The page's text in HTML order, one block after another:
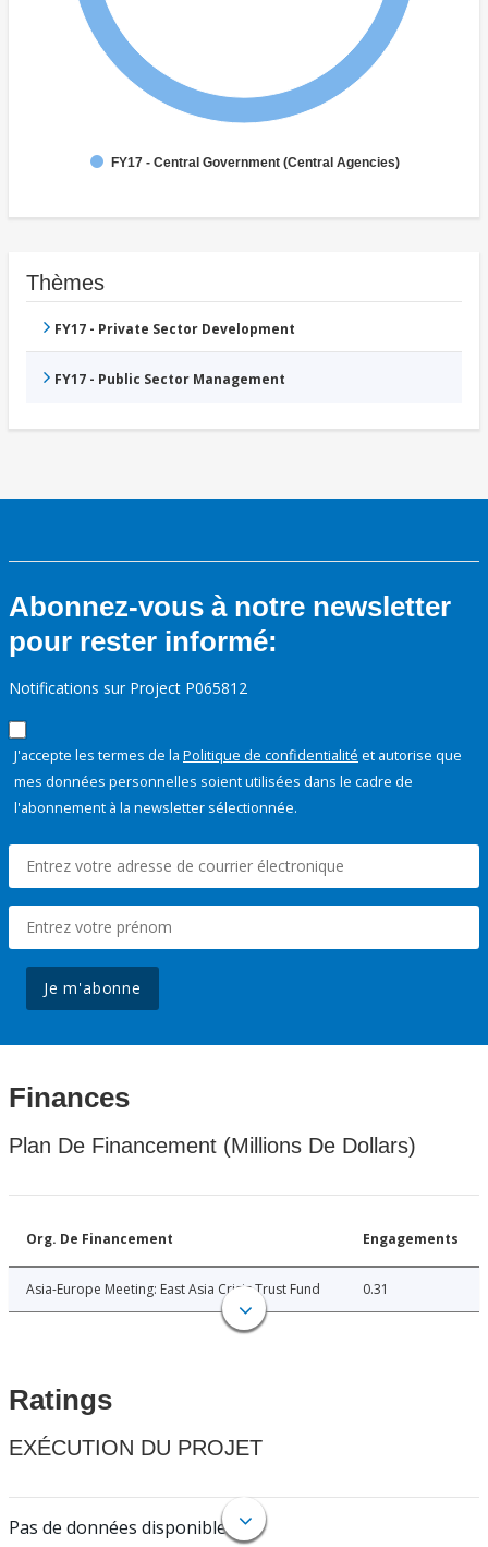
FY17 - Central Government (Central Agencies)
Thèmes
FY17 - Private Sector Development
FY17 - Public Sector Management
Abonnez-vous à notre newsletter
pour rester informé:
Notifications sur Project P065812
J'accepte les termes de la Politique de confidentialité et autorise que
mes données personnelles soient utilisées dans le cadre de
l'abonnement à la newsletter sélectionnée.
Je m'abonne
Finances
Plan De Financement (Millions De Dollars)
Org. De Financement Engagements
Asia-Europe Meeting: East Asia Crisis Trust Fund 0.31
Ratings
EXÉCUTION DU PROJET
Pas de données disponibles.